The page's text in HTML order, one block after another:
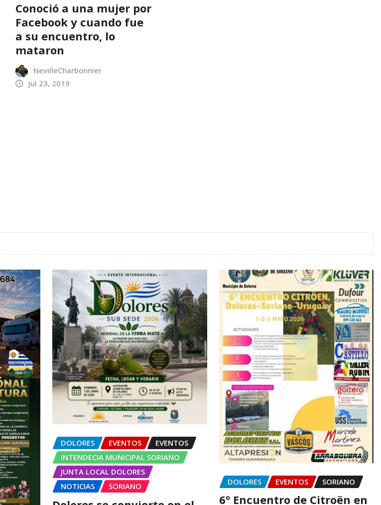
Conoció a una mujer por
Facebook y cuando fue
a su encuentro, lo
mataron
NevilleCharbonnier
Jul 23, 2019
DOLORES EVENTOS
EVENTOS
INTENDECIA MUNICIPAL SORIANO
JUNTA LOCAL DOLORES
NOTICIAS
SORIANO DOLORES EVENTOS SORIANO
6º Encuentro de Citroën en